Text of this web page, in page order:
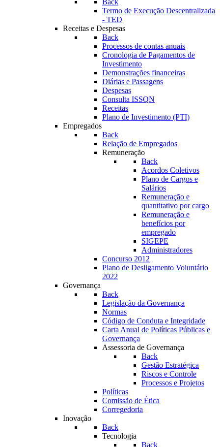
Back
Termo de Execução Descentralizada
- TED
Receitas e Despesas
Back
Processos de contas anuais
Cronologia de Pagamentos de
Investimento
Demonstrações financeiras
Diárias e Passagens
Despesas
Consulta ISSQN
Receitas
Plano de Investimento (PTI)
Empregados
Back
Relação de Empregados
Remuneração
Back
Acordos Coletivos
Plano de Cargos e
Salários
Remuneração e
quantitativo por cargo
Remuneração e
benefícios por
empregado
SIGEPE
Administradores
Concurso 2012
Plano de Desligamento Voluntário
2022
Governança
Back
Legislação da Governança
Normas
Código de Conduta e Integridade
Carta Anual de Políticas Públicas e
Governança
Assessoria de Governança
Back
Gestão Estratégica
Riscos e Controle
Processos e Projetos
Políticas
Comissão de Ética
Corregedoria
Inovação
Back
Tecnologia
Back